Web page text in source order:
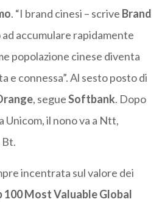
. “I brand cinesi – scrive Brand
accumulare rapidamente
popolazione cinese diventa
e connessa”. Al sesto posto di
, segueSoftbank. Dopo
Unicom, il nono va a Ntt,
Bt.
incentrata sul valore dei
100 Most Valuable Global